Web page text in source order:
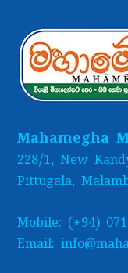
Mahamegha
228/1, New
Pittugala,
Mobile: (+94)
Email: